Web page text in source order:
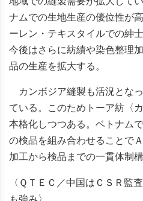
ナムでの生地生産の優位性が
ーレン・テキスタイルでの紳
今後はさらに紡績や染色整理
品の生産を拡大する。
カンボジア縫製も活況とな
ている。このためトーア紡〈
本格化しつつある。ベトナム
の検品を組み合わせることで
加工から検品までの一貫体制構
〈ＱＴＥＣ／中国はＣＳＲ監
も強み〉